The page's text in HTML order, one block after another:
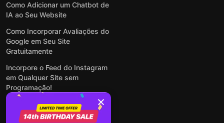
Como Adicionar um Chatbot de
IA ao Seu Website
Como Incorporar Avaliações do
Google em Seu Site
Gratuitamente
Incorpore o Feed do Instagram
em Qualquer Site sem
Programação!
Como Incorporar Formulários
em Qualquer Site Online e